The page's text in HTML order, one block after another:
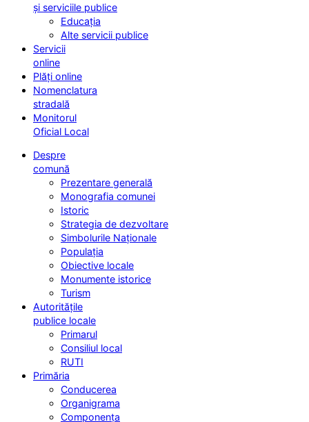
și serviciile publice
Educația
Alte servicii publice
Servicii
online
Plăți online
Nomenclatura
stradală
Monitorul
Oficial Local
Despre
comună
Prezentare generală
Monografia comunei
Istoric
Strategia de dezvoltare
Simbolurile Naționale
Populația
Obiective locale
Monumente istorice
Turism
Autoritățile
publice locale
Primarul
Consiliul local
RUTI
Primăria
Conducerea
Organigrama
Componența